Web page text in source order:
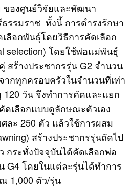
องศูนย์วิจัยและพัฒนา
รรมราช ทั้งนี้ การดำรงรักษา
ลือกพันธุ์โดยวิธีการคัดเลือก
selection) โดยใช้พ่อแม่พันธุ์
สร้างประชากรรุ่น G2 จำนวน
กทุกครอบครัวในจำนวนที่เท่า
120 วัน จึงทำการคัดและแยก
ดเลือกแบบดูลักษณะตัวเอง
ศละ 250 ตัว แล้วใช้การผสม
สร้างประชากรรุ่นถัดไป
กระทั่งปัจจุบันได้คัดเลือกพ่อ
G4 โดยในแต่ละรุ่นได้ทำการ
1,000 ตัว/รุ่น